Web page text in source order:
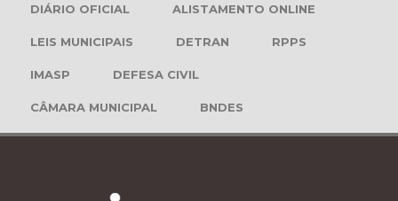
DIÁRIO OFICIAL ALISTAMENTO ONLINE
LEIS MUNICIPAIS DETRAN RPPS
IMASP DEFESA CIVIL
CÂMARA MUNICIPAL BNDES